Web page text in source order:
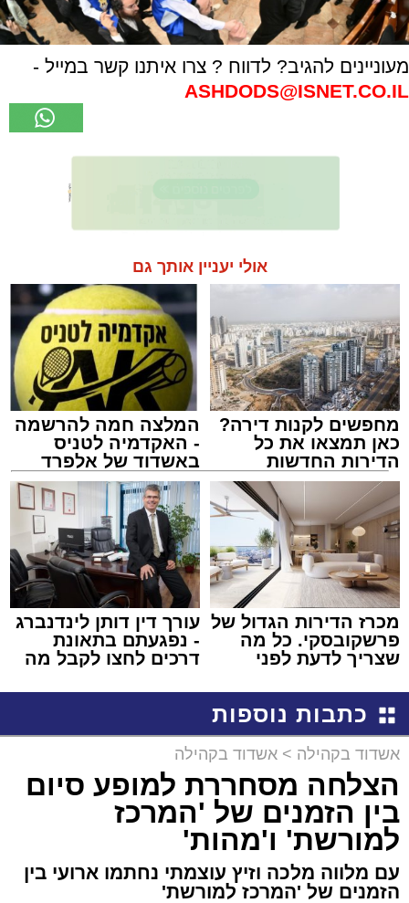
מעוניינים להגיב? לדווח ? צרו איתנו קשר במייל -
ASHDODS@ISNET.CO.IL
אולי יעניין אותך גם
מחפשים לקנות דירה?
כאן תמצאו את כל
הדירות החדשות
למכירה באשדוד >>>
המלצה חמה להרשמה
- האקדמיה לטניס
באשדוד של אלפרד
קריאולנסקי - לילדים
מכרז הדירות הגדול של
פרשקובסקי. כל מה
שצריך לדעת לפני
באשדוד
עורך דין דותן לינדנברג
- נפגעתם בתאונת
דרכים לחצו לקבל מה
כתבות נוספות
אשדוד בקהילה > אשדוד בקהילה
הצלחה מסחררת למופע סיום
בין הזמנים של 'המרכז
למורשת' ו'מהות'
עם מלווה מלכה וזיץ עוצמתי נחתמו ארועי בין
הזמנים של 'המרכז למורשת'